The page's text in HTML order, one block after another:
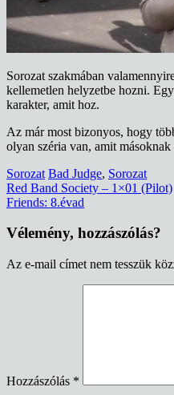
Sorozat szakmában
kellemetlen helyzetbe hozni.
karakter, amit hoz.
Az már most bizonyos, hogy
olyan széria van, amit
Sorozat Bad Judge, Sorozat
Bejegyzés
navigáció
Red Band Society – 1×01 (Pilot)
Friends: 8.évad
Vélemény, hozzászólás?
Az e-mail címet nem tesszük
Hozzászólás *